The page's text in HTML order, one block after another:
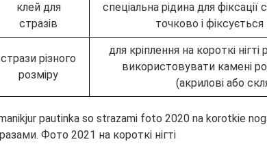
клей для
стразів
спеціальна рідина для фіксації
точково і фіксується
стрази різного
розміру
для кріплення на короткі
використовувати камені
(акрилові або